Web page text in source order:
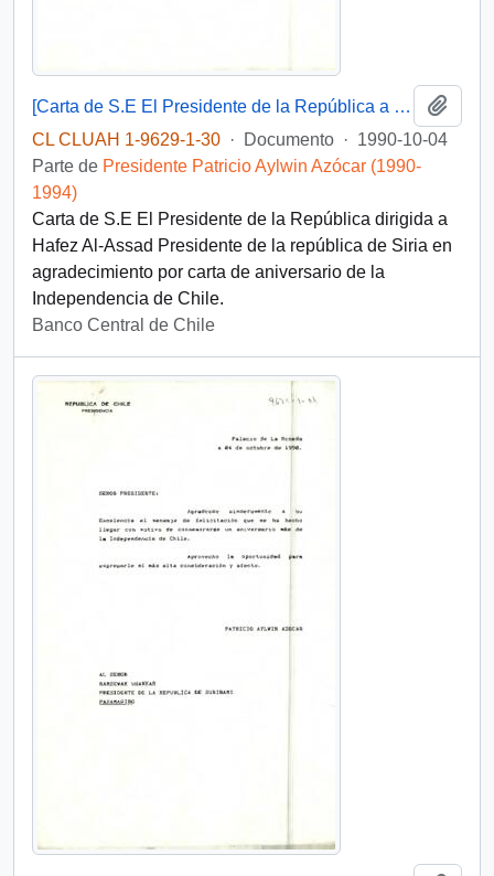
[Carta de S.E El Presidente de la República a Presidente de la república de Siria]
CL CLUAH 1-9629-1-30 · Documento · 1990-10-04
Parte de Presidente Patricio Aylwin Azócar (1990-
1994)
Carta de S.E El Presidente de la República dirigida a
Hafez Al-Assad Presidente de la república de Siria en
agradecimiento por carta de aniversario de la
Independencia de Chile.
Banco Central de Chile